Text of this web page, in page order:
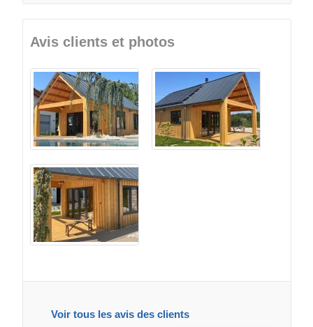
Avis clients et photos
Voir tous les avis des clients